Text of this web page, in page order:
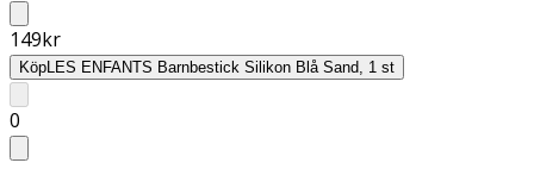
149kr
KöpLES ENFANTS Barnbestick Silikon Blå Sand, 1 st
0